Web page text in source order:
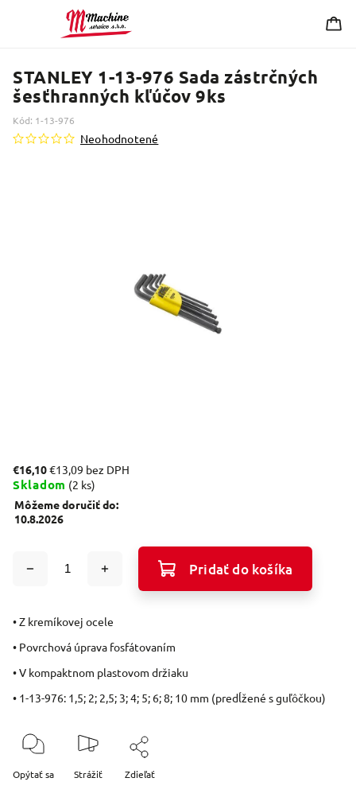
STANLEY 1-13-976 Sada zástrčných
šesťhranných kľúčov 9ks
Kód: 1-13-976
Neohodnotené
€16,10€13,09 bez DPH
Skladom (2 ks)
Môžeme doručiť do:
10.8.2026
Pridať do košíka
• Z kremíkovej ocele
• Povrchová úprava fosfátovaním
• V kompaktnom plastovom držiaku
• 1-13-976: 1,5; 2; 2,5; 3; 4; 5; 6; 8; 10 mm (predĺžené s guľôčkou)
Opýtať sa Strážiť Zdieľať